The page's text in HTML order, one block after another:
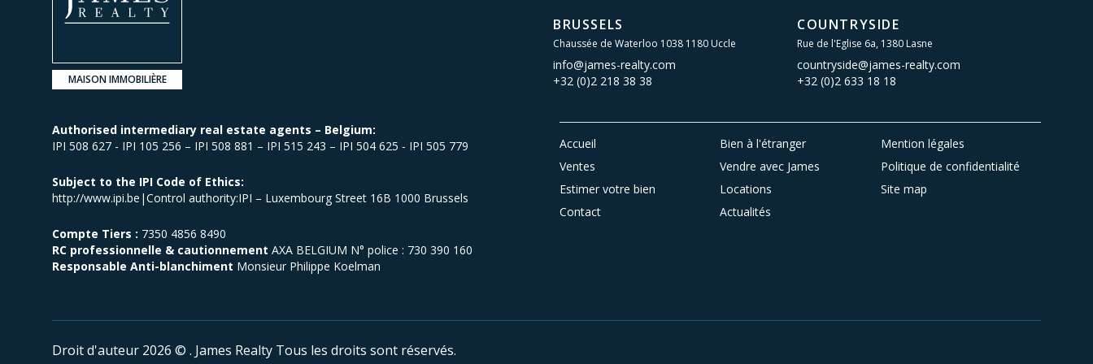
MAISON IMMOBILIÈRE
BRUSSELS
Chaussée de Waterloo 1038 1180 Uccle
info@james-realty.com
+32 (0)2 218 38 38
COUNTRYSIDE
Rue de l'Eglise 6a, 1380 Lasne
countryside@james-realty.com
+32 (0)2 633 18 18
Authorised intermediary real estate agents – Belgium:
IPI 508 627 - IPI 105 256 – IPI 508 881 – IPI 515 243 – IPI 504 625 - IPI 505 779
Subject to the IPI Code of Ethics:
http://www.ipi.be|Control authority:IPI – Luxembourg Street 16B 1000 Brussels
Compte Tiers : 7350 4856 8490
RC professionnelle & cautionnement AXA BELGIUM N° police : 730 390 160
Responsable Anti-blanchiment Monsieur Philippe Koelman
Accueil Bien à l'étranger
Mention légales
Ventes
Vendre avec James
Politique de confidentialité
Estimer votre bien
Locations
Site map
Contact
Actualités
Droit d'auteur 2026 © . James Realty Tous les droits sont réservés.